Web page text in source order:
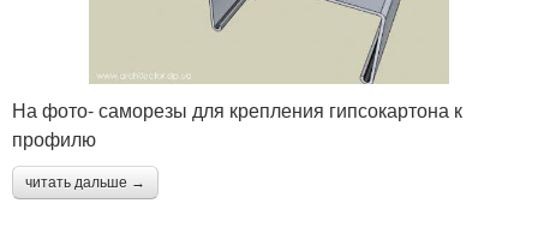
На фото- саморезы для крепления гипсокартона к
профилю
читать дальше →